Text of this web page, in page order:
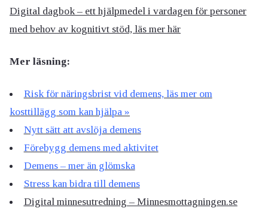
Digital dagbok – ett hjälpmedel i vardagen för personer
med behov av kognitivt stöd, läs mer här
Mer läsning:
Risk för näringsbrist vid demens, läs mer om
kosttillägg som kan hjälpa »
Nytt sätt att avslöja demens
Förebygg demens med aktivitet
Demens – mer än glömska
Stress kan bidra till demens
Digital minnesutredning – Minnesmottagningen.se